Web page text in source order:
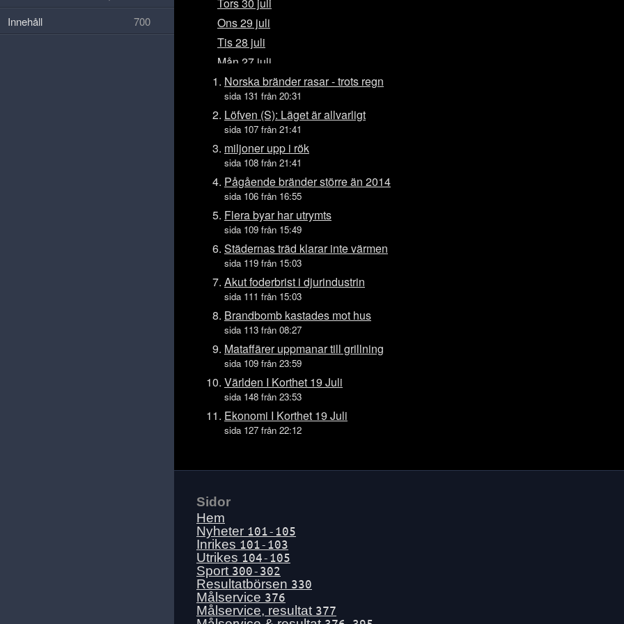
Tors 30 juli
Ons 29 juli
Tis 28 juli
Mån 27 juli
Sön 26 juli
Lör 25 juli
Fre 24 juli
Ons 22 juli
Tis 21 juli
Mån 20 juli
Sön 19 juli
Lör 18 juli
Fre 17 juli
Tors 16 juli
Ons 15 juli
Tis 14 juli
Mån 13 juli
Sön 12 juli
Fre 10 juli
Tors 9 juli
Ons 8 juli
Mån 6 juli
Lör 4 juli
Fre 3 juli
Tors 2 juli
Ons 1 juli
Tis 30 juni
Mån 29 juni
Norska bränder rasar - trots regn
sida 131 från 20:31
Löfven (S): Läget är allvarligt
sida 107 från 21:41
miljoner upp i rök
sida 108 från 21:41
Pågående bränder större än 2014
sida 106 från 16:55
Flera byar har utrymts
sida 109 från 15:49
Städernas träd klarar inte värmen
sida 119 från 15:03
Akut foderbrist i djurindustrin
sida 111 från 15:03
Brandbomb kastades mot hus
sida 113 från 08:27
Mataffärer uppmanar till grillning
sida 109 från 23:59
Världen I Korthet 19 Juli
sida 148 från 23:53
Ekonomi I Korthet 19 Juli
sida 127 från 22:12
Sidor
Hem
Nyheter 101-105
Inrikes 101-103
Utrikes 104-105
Sport 300-302
Resultatbörsen 330
Målservice 376
Målservice, resultat 377
Innehåll
700